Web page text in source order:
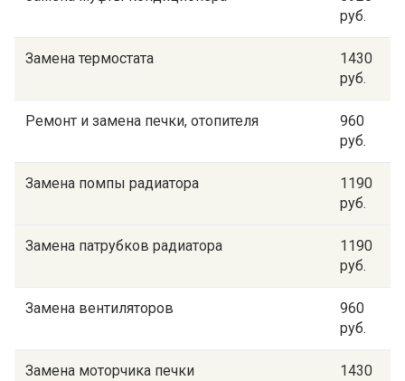
руб.
Замена термостата
1430
руб.
Ремонт и замена печки, отопителя
960
руб.
Замена помпы радиатора
1190
руб.
Замена патрубков радиатора
1190
руб.
Замена вентиляторов
960
руб.
Замена моторчика печки
1430